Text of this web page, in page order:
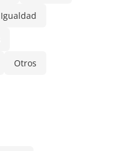
Igualdad
Otros